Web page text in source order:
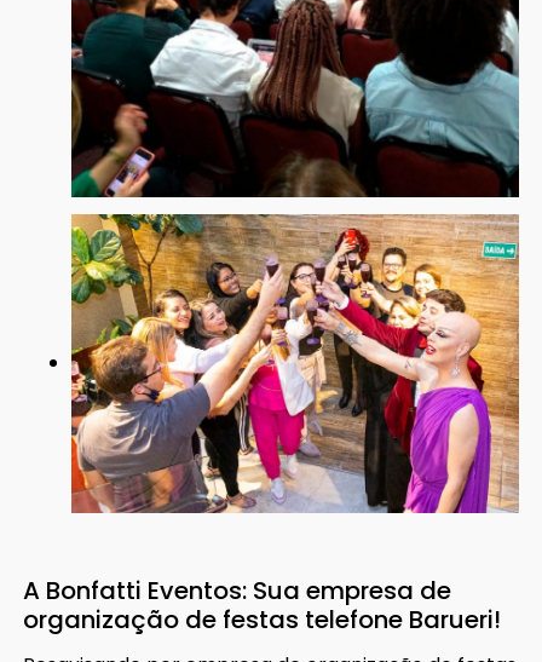
A Bonfatti Eventos: Sua empresa de
organização de festas telefone Barueri!